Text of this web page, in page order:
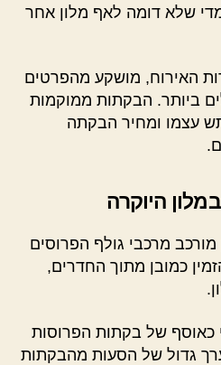
שלא דומה לאף מלון אחר
האירוח, מושקע מהפרטים
ביותר. הבקתות ממוקמות
עצמו ומחיר הבקתה
היוקרה
מרכבי גולף הפרוסים
כמובן מתוך החדרים,
כאוסף של בקתות הפרוסות
גדול של הסעות מהבקתות